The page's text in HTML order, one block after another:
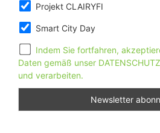
Projekt CLAIRYFI
Smart City Day
Indem Sie fortfahren,
Daten gemäß unser
und verarbeiten.